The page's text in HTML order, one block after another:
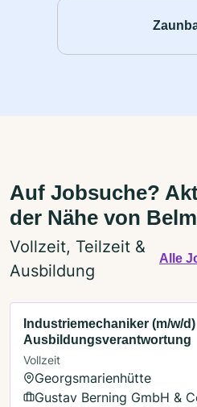
Auf Jobsuche?
der Nähe von Belm
Vollzeit, Teilzeit &
Ausbildung
Alle
Industriemechaniker (m/w/
Ausbildungsverantwortung
Vollzeit
Georgsmarienhütte
Gustav Berning GmbH &